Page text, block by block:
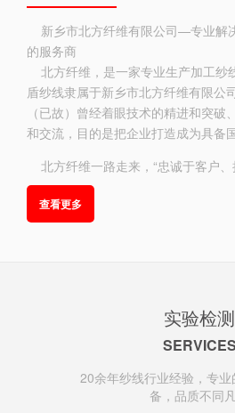
新乡市北方纤维有限公司—专业解
的服务商
北方纤维，是一家专业生产加工纱
盾纱线隶属于新乡市北方纤维有限公
（已故）曾经着眼技术的精进和突破
和交流，目的是把企业打造成为具备
北方纤维一路走来，“忠诚于客户
承、精进、突破、共赢的核心精神和
努力，创建了具有代表性的特种纱线
神盾抗菌 纱）。
查看更多
实验检测
SERVICES
20余年纱线行业经验，专
备，品质不同